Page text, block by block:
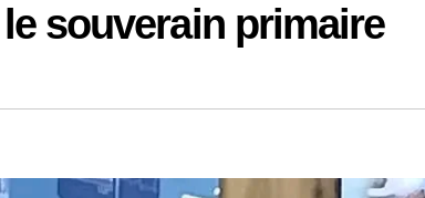
souverain primaire